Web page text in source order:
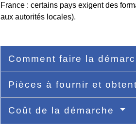
France : certains pays exigent des
aux autorités locales).
Comment faire la
Pièces à fournir et
Coût de la démarche